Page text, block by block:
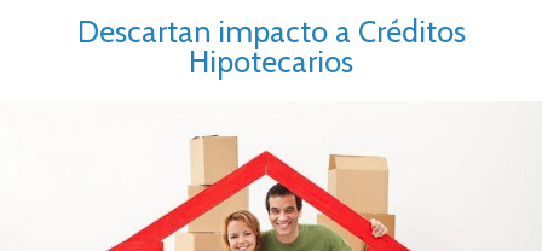
Descartan impacto a Créditos
Hipotecarios